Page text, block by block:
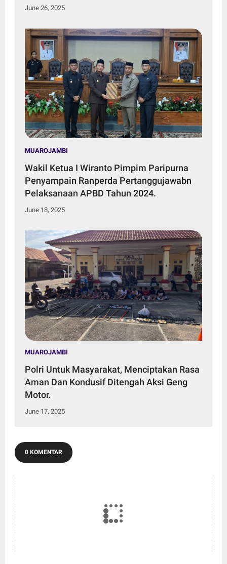
June 26, 2025
MUAROJAMBI
Wakil Ketua I Wiranto Pimpim Paripurna
Penyampain Ranperda Pertanggujawabn
Pelaksanaan APBD Tahun 2024.
June 18, 2025
MUAROJAMBI
Polri Untuk Masyarakat, Menciptakan Rasa
Aman Dan Kondusif Ditengah Aksi Geng
Motor.
June 17, 2025
0 KOMENTAR